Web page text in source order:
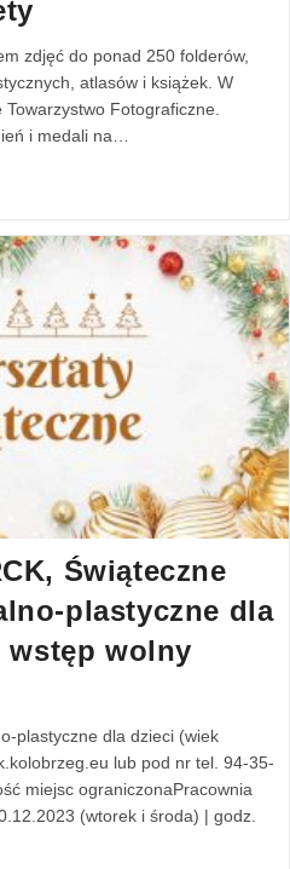
zdjęć do ponad 250 folderów,
atlasów i książek. W
Towarzystwo Fotograficzne.
i medali na…
Świąteczne
plastyczne dla
wstęp wolny
plastyczne dla dzieci (wiek
lub pod nr tel. 94-35-
miejsc ograniczonaPracownia
(wtorek i środa) | godz.